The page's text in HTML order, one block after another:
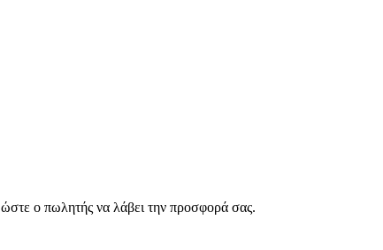
ο πωλητής να λάβει την προσφορά σας.